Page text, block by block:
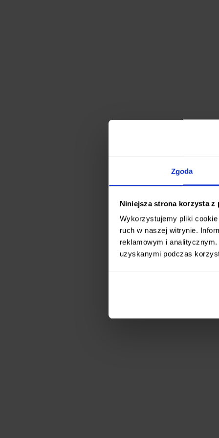
Zgoda
Niniejsza strona korzysta z
Wykorzystujemy pliki
ruch w naszej witrynie.
reklamowym i
uzyskanymi podczas